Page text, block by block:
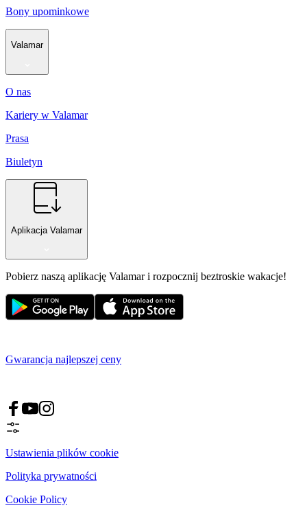
Bony upominkowe
Valamar
O nas
Kariery w Valamar
Prasa
Biuletyn
Aplikacja Valamar
Pobierz naszą aplikację Valamar i rozpocznij beztroskie wakacje!
Gwarancja najlepszej ceny
Ustawienia plików cookie
Polityka prywatności
Cookie Policy